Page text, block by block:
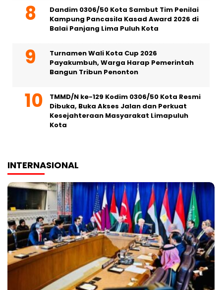
Dandim 0306/50 Kota Sambut Tim Penilai
Kampung Pancasila Kasad Award 2026 di
Balai Panjang Lima Puluh Kota
Turnamen Wali Kota Cup 2026
Payakumbuh, Warga Harap Pemerintah
Bangun Tribun Penonton
TMMD/N ke-129 Kodim 0306/50 Kota Resmi
Dibuka, Buka Akses Jalan dan Perkuat
Kesejahteraan Masyarakat Limapuluh
Kota
INTERNASIONAL